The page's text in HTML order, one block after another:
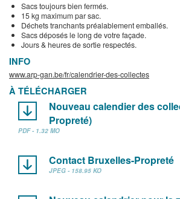
Sacs toujours bien fermés.
15 kg maximum par sac.
Déchets tranchants préalablement emballés.
Sacs déposés le long de votre façade.
Jours & heures de sortie respectés.
INFO
www.arp-gan.be/fr/calendrier-des-collectes
À TÉLÉCHARGER
Nouveau calendier des
Propreté)
PDF - 1.32 MO
Contact Bruxelles-Propreté
JPEG - 158.95 KO